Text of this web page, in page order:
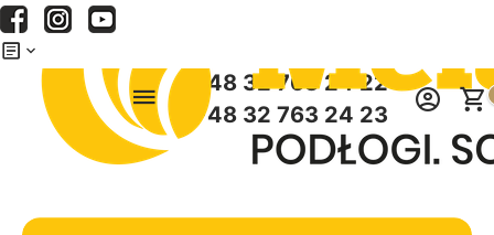
+48 32 763 24 22
+48 32 763 24 23